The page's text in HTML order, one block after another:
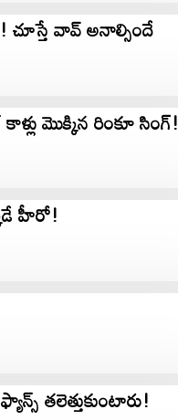
వావ్‌ అనాల్సిందే
మొక్కిన రింకూ సింగ్!
హీరో!
తలెత్తుకుంటారు!